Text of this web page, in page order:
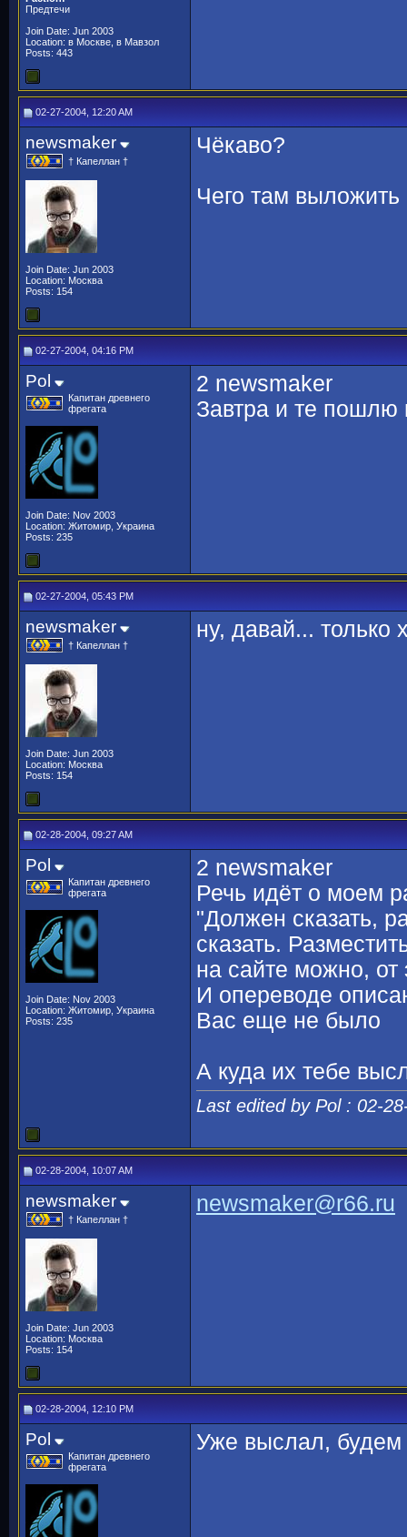
Предтечи
Join Date: Jun 2003
Location: в Москве, в Мавзол
Posts: 443
02-27-2004, 12:20 AM
newsmaker
† Капеллан †
Join Date: Jun 2003
Location: Москва
Posts: 154
Чёкаво?
Чего там
02-27-2004, 04:16 PM
Pol
Капитан древнего
фрегата
Join Date: Nov 2003
Location: Житомир, Украина
Posts: 235
2 newsmaker
Завтра и те пошлю
02-27-2004, 05:43 PM
newsmaker
† Капеллан †
Join Date: Jun 2003
Location: Москва
Posts: 154
ну, давай... только
02-28-2004, 09:27 AM
Pol
Капитан древнего
фрегата
Join Date: Nov 2003
Location: Житомир, Украина
Posts: 235
2 newsmaker
Речь идёт о моем
"Должен сказать,
сказать.
на сайте можно, от
И опереводе
Вас еще не было
А куда их тебе
Last edited by Pol : 02-
02-28-2004, 10:07 AM
newsmaker
† Капеллан †
Join Date: Jun 2003
Location: Москва
Posts: 154
newsmaker@r66.ru
02-28-2004, 12:10 PM
Pol
Капитан древнего
фрегата
Уже выслал, будем